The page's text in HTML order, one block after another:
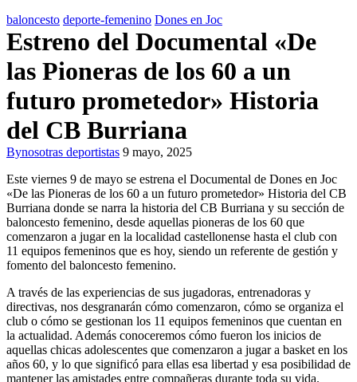
baloncesto deporte-femenino Dones en Joc
Estreno del Documental «De
las Pioneras de los 60 a un
futuro prometedor» Historia
del CB Burriana
Bynosotras deportistas 9 mayo, 2025
Este viernes 9 de mayo se estrena el Documental de Dones en Joc
«De las Pioneras de los 60 a un futuro prometedor» Historia del CB
Burriana donde se narra la historia del CB Burriana y su sección de
baloncesto femenino, desde aquellas pioneras de los 60 que
comenzaron a jugar en la localidad castellonense hasta el club con
11 equipos femeninos que es hoy, siendo un referente de gestión y
fomento del baloncesto femenino.
A través de las experiencias de sus jugadoras, entrenadoras y
directivas, nos desgranarán cómo comenzaron, cómo se organiza el
club o cómo se gestionan los 11 equipos femeninos que cuentan en
la actualidad. Además conoceremos cómo fueron los inicios de
aquellas chicas adolescentes que comenzaron a jugar a basket en los
años 60, y lo que significó para ellas esa libertad y esa posibilidad de
mantener las amistades entre compañeras durante toda su vida.